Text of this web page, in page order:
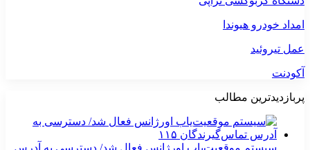
امداد خودرو هیوندا
عمل تیروئید
آکودنت
پربازدیدترین مطالب
سیستم موقعیت‌یاب اورژانس فعال شد/ دسترسی به آدرس